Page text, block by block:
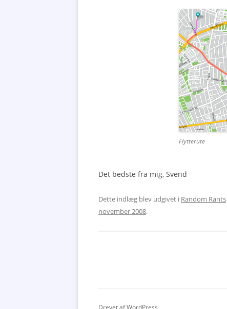
Flytterute
Det bedste fra mig, Svend
Dette indlæg blev udgivet i Random Rants
november 2008.
Drevet af WordPress